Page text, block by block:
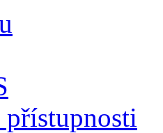
přístupnosti